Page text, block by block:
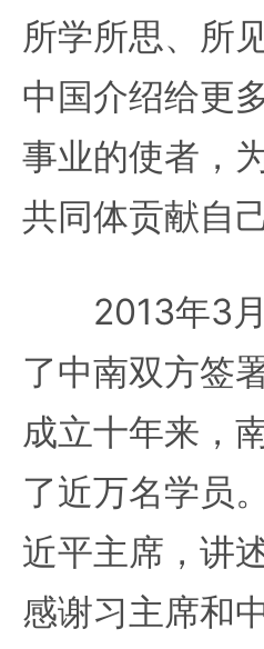
所学所思、所
中国介绍给更
事业的使者，
共同体贡献自
2013年3月
了中南双方签
成立十年来，
了近万名学员
近平主席，讲
感谢习主席和